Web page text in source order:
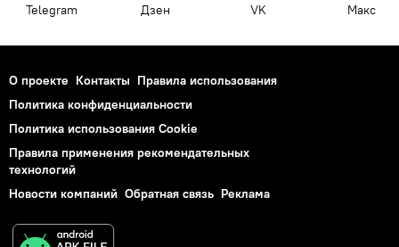
Telegram Дзен VK Макс
О проекте Контакты Правила использования
Политика конфиденциальности
Политика использования Cookie
Правила применения рекомендательных
технологий
Новости компаний Обратная связь Реклама